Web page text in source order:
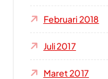
Februari 2018
Juli 2017
Maret 2017